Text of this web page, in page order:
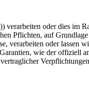
oder dies im
Pflichten, auf
verarbeiten oder lassen
wie der offiziell